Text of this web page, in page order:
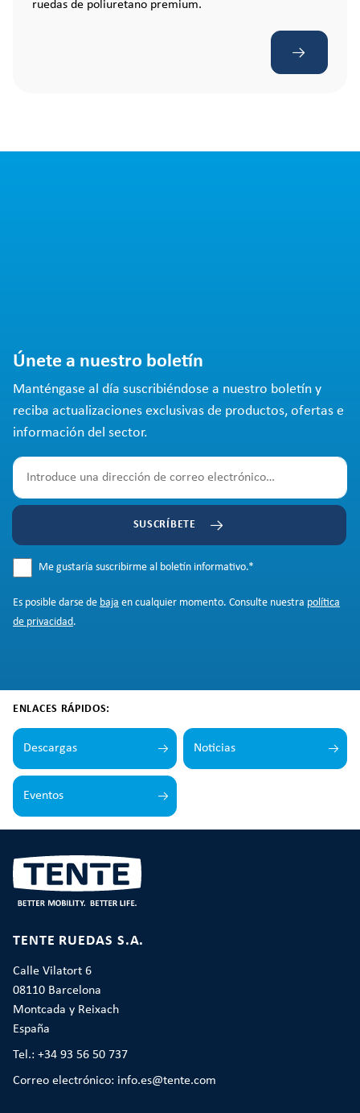
ruedas de poliuretano premium.
Únete a nuestro boletín
Manténgase al día suscribiéndose a nuestro boletín y
reciba actualizaciones exclusivas de productos, ofertas e
información del sector.
SUSCRÍBETE
Me gustaría suscribirme al boletín informativo.*
Es posible darse de baja en cualquier momento. Consulte nuestra política
de privacidad.
ENLACES RÁPIDOS:
Descargas Noticias
Eventos
TENTE RUEDAS S.A.
Calle Vilatort 6
08110 Barcelona
Montcada y Reixach
España
Tel.: +34 93 56 50 737
Correo electrónico: info.es@tente.com